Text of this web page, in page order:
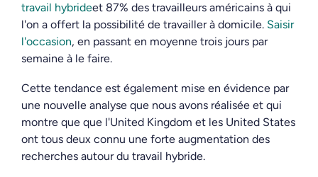
travail hybrideet 87% des travailleurs américains à qui
l'on a offert la possibilité de travailler à domicile. Saisir
l'occasion, en passant en moyenne trois jours par
semaine à le faire.
Cette tendance est également mise en évidence par
une nouvelle analyse que nous avons réalisée et qui
montre que que l'United Kingdom et les United States
ont tous deux connu une forte augmentation des
recherches autour du travail hybride.